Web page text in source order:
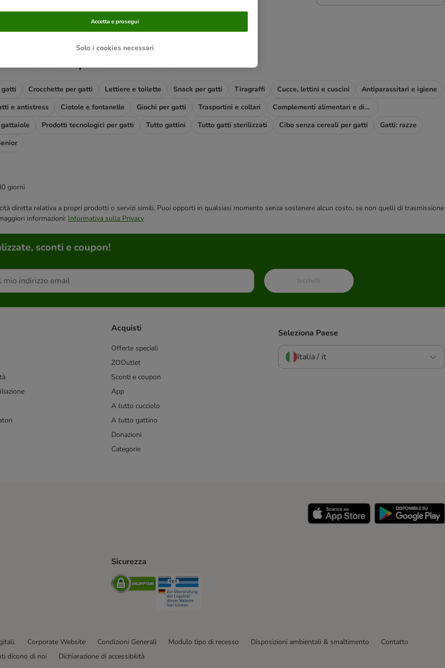
trovato quello che cercavi?
gatti Crocchette per gatti Lettiere e toilette Snack per gatti Tiragraffi Cucce, lettini e cuscini
Antiparassitari e igiene
e antistress
Ciotole e fontanelle Giochi per gatti Trasportini e collari
Complementi alimentari e diete
Prodotti tecnologici per gatti Tutto gattini Tutto gatti sterilizzati Cibo senza cereali per gatti
Gatti: razze
giorni
diretta relativa a propri prodotti o servizi simili. Puoi opporti in qualsiasi momento senza sostenere alcun costo, se non quelli di trasmissione
informazioni: Informativa sulla Privacy
sconti e coupon!
Iscriviti
Acquisti
Offerte speciali
ZOOutlet
Sconti e coupon
App
A tutto cucciolo
A tutto gattino
Donazioni
Categorie
Seleziona Paese
Italia / it
Method
Shipping Method
Sicurezza
Security
Corporate Website Condizioni Generali Modulo tipo di recesso Disposizioni ambientali & smaltimento
Contatto
dicono di noi Dichiarazione di accessibilità
Solo i cookies necessari
Accetta e prosegui